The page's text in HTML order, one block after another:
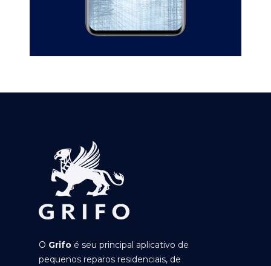
O Grifo é seu principal aplicativo de
pequenos reparos residenciais, de